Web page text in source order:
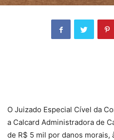
O Juizado Especial Cível da
a Calcard Administradora de
de R$ 5 mil por danos